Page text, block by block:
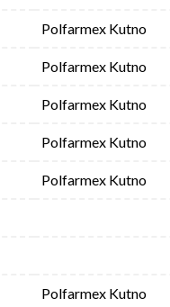
Polfarmex Kutno
Polfarmex Kutno
Polfarmex Kutno
Polfarmex Kutno
Polfarmex Kutno
Polfarmex Kutno